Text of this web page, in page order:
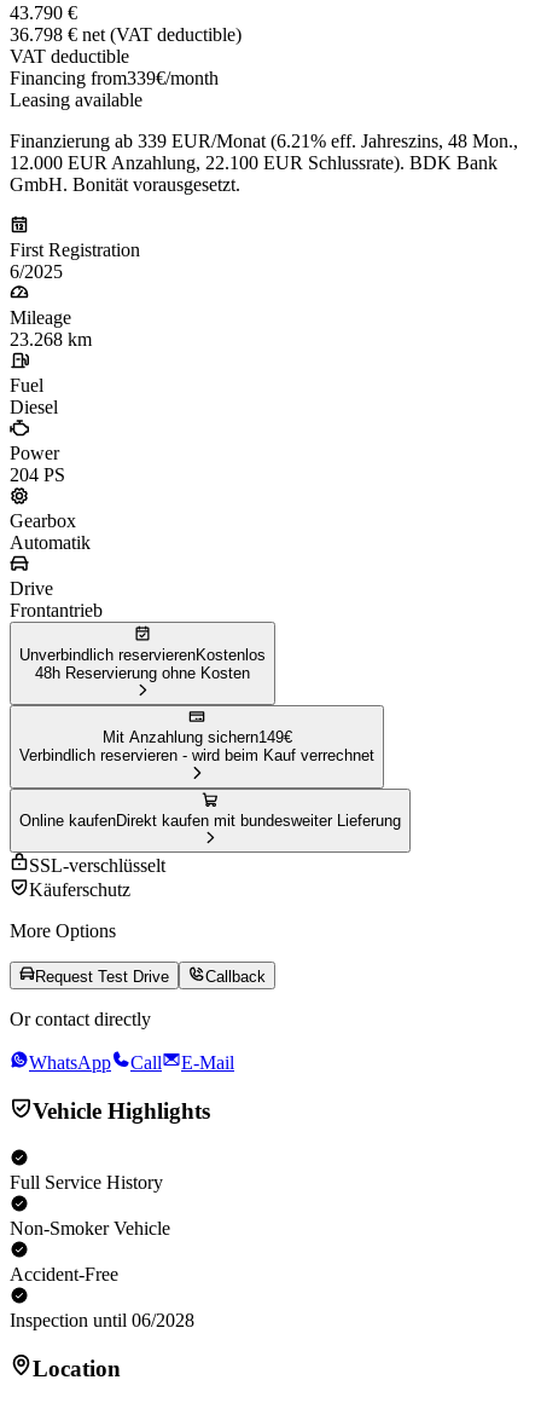
43.790 €
36.798 € net (VAT deductible)
VAT deductible
Financing from339€/month
Leasing available
Finanzierung ab 339 EUR/Monat (6.21% eff. Jahreszins, 48 Mon.,
12.000 EUR Anzahlung, 22.100 EUR Schlussrate). BDK Bank
GmbH. Bonität vorausgesetzt.
First Registration
6/2025
Mileage
23.268 km
Fuel
Diesel
Power
204 PS
Gearbox
Automatik
Drive
Frontantrieb
Unverbindlich reservierenKostenlos
48h Reservierung ohne Kosten
Mit Anzahlung sichern149€
Verbindlich reservieren - wird beim Kauf verrechnet
Online kaufenDirekt kaufen mit bundesweiter Lieferung
SSL-verschlüsselt
Käuferschutz
More Options
Request Test Drive Callback
Or contact directly
WhatsApp Call E-Mail
Vehicle Highlights
Full Service History
Non-Smoker Vehicle
Accident-Free
Inspection until 06/2028
Location